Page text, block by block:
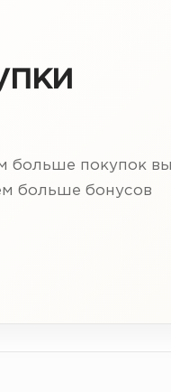
больше покупок вы
больше бонусов